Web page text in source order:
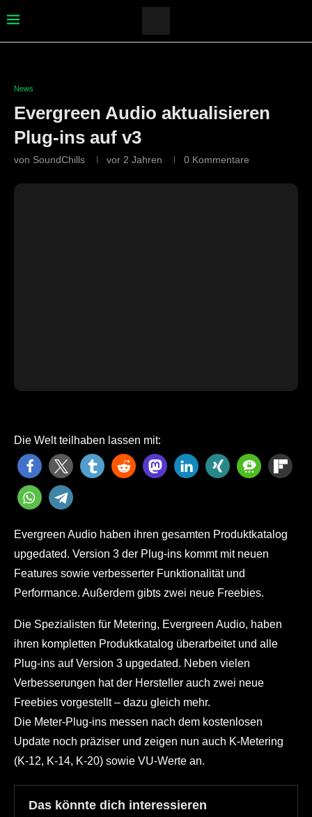
News
Evergreen Audio aktualisieren
Plug-ins auf v3
von SoundChills vor 2 Jahren 0 Kommentare
Die Welt teilhaben lassen mit:
Evergreen Audio haben ihren gesamten Produktkatalog
upgedated. Version 3 der Plug-ins kommt mit neuen
Features sowie verbesserter Funktionalität und
Performance. Außerdem gibts zwei neue Freebies.
Die Spezialisten für Metering, Evergreen Audio, haben
ihren kompletten Produktkatalog überarbeitet und alle
Plug-ins auf Version 3 upgedated. Neben vielen
Verbesserungen hat der Hersteller auch zwei neue
Freebies vorgestellt – dazu gleich mehr.
Die Meter-Plug-ins messen nach dem kostenlosen
Update noch präziser und zeigen nun auch K-Metering
(K-12, K-14, K-20) sowie VU-Werte an.
Das könnte dich interessieren